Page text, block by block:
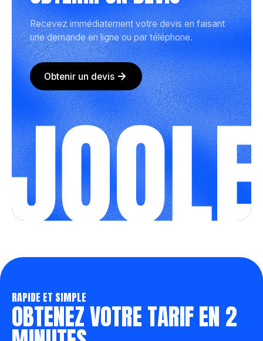
Recevez immédiatement votre devis en faisant
une demande en ligne ou par téléphone.
Obtenir un devis
RAPIDE ET SIMPLE
OBTENEZ VOTRE TARIF EN 2